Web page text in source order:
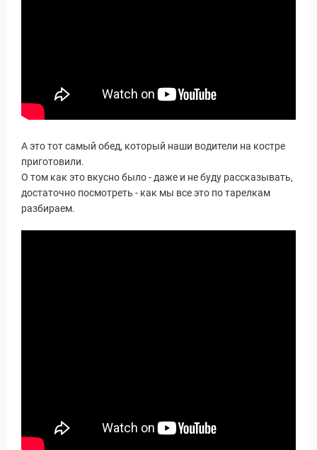
Статьи
А это тот самый обед, который наши водители на костре
приготовили.
О том как это вкусно было - даже и не буду рассказывать,
достаточно посмотреть - как мы все это по тарелкам
разбираем.